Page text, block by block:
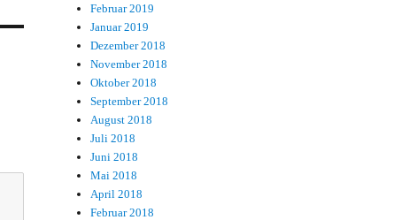
Februar 2019
Januar 2019
Dezember 2018
November 2018
Oktober 2018
September 2018
August 2018
Juli 2018
Juni 2018
Mai 2018
April 2018
Februar 2018